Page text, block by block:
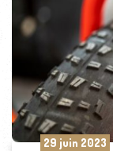
29 juin 2023